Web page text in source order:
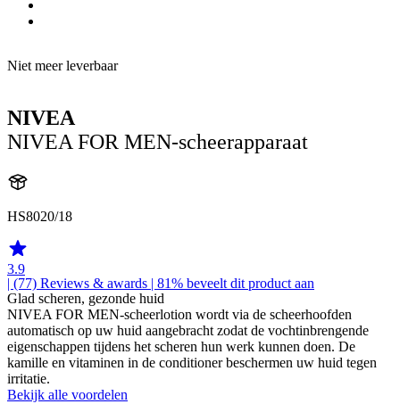
Niet meer leverbaar
NIVEA
NIVEA FOR MEN-scheerapparaat
HS8020/18
3.9
| (77) Reviews & awards | 81% beveelt dit product aan
Glad scheren, gezonde huid
NIVEA FOR MEN-scheerlotion wordt via de scheerhoofden
automatisch op uw huid aangebracht zodat de vochtinbrengende
eigenschappen tijdens het scheren hun werk kunnen doen. De
kamille en vitaminen in de conditioner beschermen uw huid tegen
irritatie.
Bekijk alle voordelen